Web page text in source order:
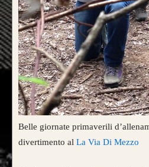
Belle giornate primaverili
divertimento al La Via Di Mezzo